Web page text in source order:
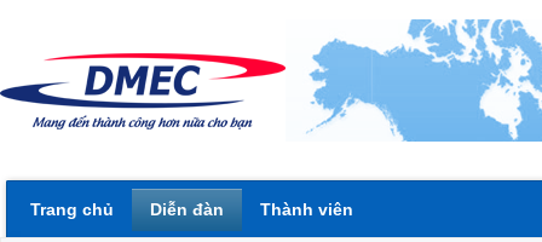
Trang chủ Diễn đàn Thành viên